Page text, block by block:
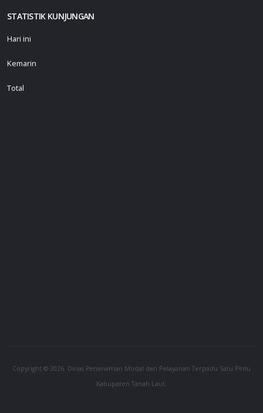
STATISTIK KUNJUNGAN
Hari ini
Kemarin
Total
Copyright © 2026. Dinas Penanaman Modal dan Pelayanan Terpadu Satu Pintu
Kabupaten Tanah Laut.